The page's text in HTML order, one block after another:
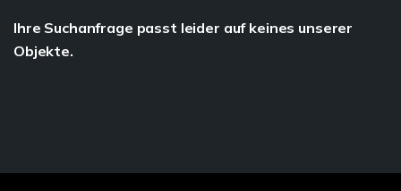
Ihre Suchanfrage passt leider auf keines unserer
Objekte.